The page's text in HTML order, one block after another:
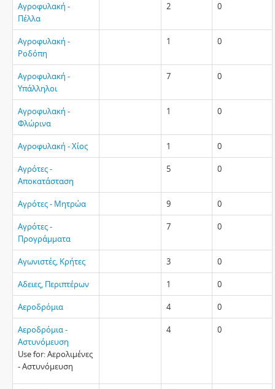
Αγροφυλακή -
Πέλλα
2 0
Αγροφυλακή -
Ροδόπη
1 0
Αγροφυλακή -
Υπάλληλοι
7 0
Αγροφυλακή -
Φλώρινα
1 0
Αγροφυλακή - Χίος 1 0
Αγρότες -
Αποκατάσταση
5 0
Αγρότες - Μητρώα 9 0
Αγρότες -
Προγράμματα
7 0
Αγωνιστές, Κρήτες 3 0
Αδειες, Περιπτέρων 1 0
Αεροδρόμια 4 0
Αεροδρόμια -
Αστυνόμευση
Use for: Αερολιμένες
- Αστυνόμευση
4 0